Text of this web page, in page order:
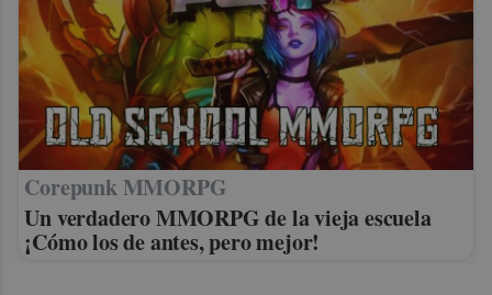
Corepunk MMORPG
Un verdadero MMORPG de la vieja escuela
¡Cómo los de antes, pero mejor!